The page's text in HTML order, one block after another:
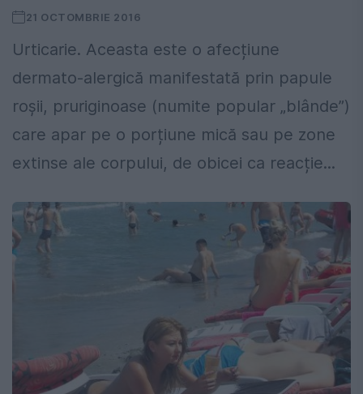
21 OCTOMBRIE 2016
Urticarie. Aceasta este o afecțiune
dermato-alergică manifestată prin papule
roșii, pruriginoase (numite popular „blânde”)
care apar pe o porțiune mică sau pe zone
extinse ale corpului, de obicei ca reacție...